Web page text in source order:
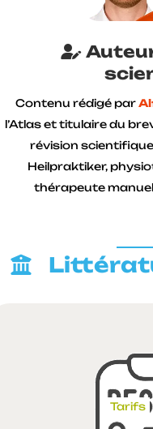
Contenu rédigé par
l’Atlas et titulaire du
révision
Heilpraktiker,
thérapeute manuel
Tarifs